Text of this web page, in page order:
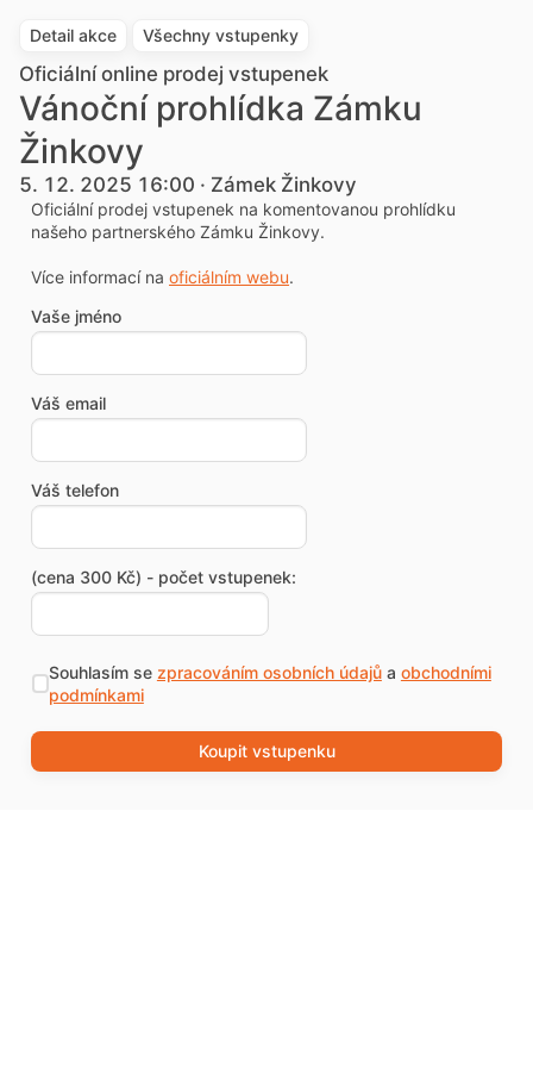
Detail akce Všechny vstupenky
Oficiální online prodej vstupenek
Vánoční prohlídka Zámku
Žinkovy
5. 12. 2025 16:00 · Zámek Žinkovy
Oficiální prodej vstupenek na komentovanou prohlídku
našeho partnerského Zámku Žinkovy.
Více informací na oficiálním webu.
Vaše jméno
Váš email
Váš telefon
(cena 300 Kč) - počet vstupenek:
Souhlasím se zpracováním osobních údajůa obchodními
podmínkami
Koupit vstupenku